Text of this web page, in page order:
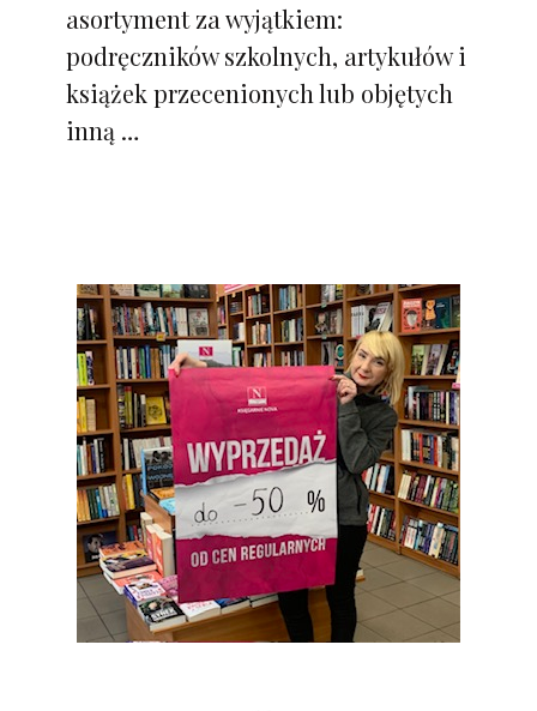
asortyment za wyjątkiem:
podręczników szkolnych, artykułów i
książek przecenionych lub objętych
inną …